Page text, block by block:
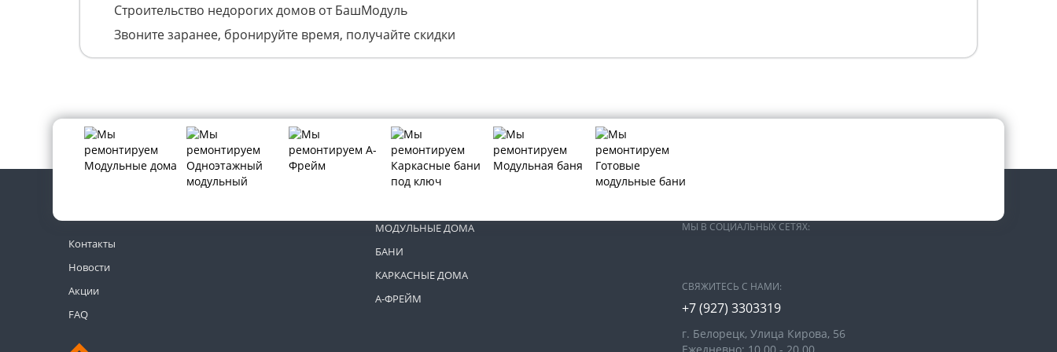
Строительство недорогих домов от БашМодуль
Звоните заранее, бронируйте время, получайте скидки
Контакты
Новости
Акции
FAQ
МОДУЛЬНЫЕ ДОМА
БАНИ
КАРКАСНЫЕ ДОМА
А-ФРЕЙМ
МЫ В СОЦИАЛЬНЫХ СЕТЯХ:
СВЯЖИТЕСЬ С НАМИ:
+7 (927) 3303319
г. Белорецк, Улица Кирова, 56